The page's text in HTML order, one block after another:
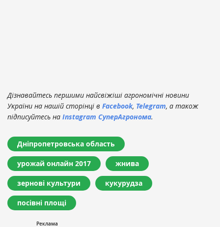
Дізнавайтесь першими найсвіжіші агрономічні новини
України на нашій сторінці в Facebook, Telegram, а також
підписуйтесь на Instagram СуперАгронома.
Дніпропетровська область
урожай онлайн 2017 жнива
зернові культури кукурудза
посівні площі